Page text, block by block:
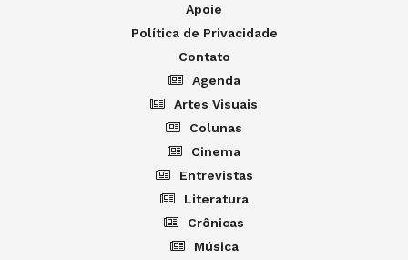
Apoie
Política de Privacidade
Contato
Agenda
Artes Visuais
Colunas
Cinema
Entrevistas
Literatura
Crônicas
Música